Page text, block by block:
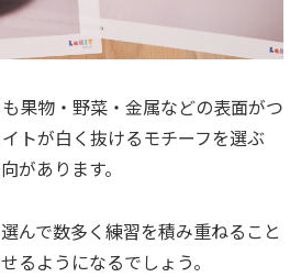
果物・野菜・金属などの表面がつ
トが白く抜けるモチーフを選ぶ
があります。
んで数多く練習を積み重ねること
るようになるでしょう。